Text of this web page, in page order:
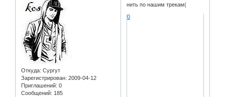
Откуда: Сургут
Зарегистрирован: 2009-04-12
Приглашений: 0
Сообщений: 185
нить по нашим трекам(
0